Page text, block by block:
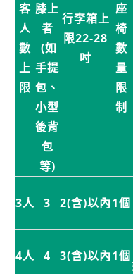
客
人
數
上
限
膝上
者
(如
手提
包、
小型
後背
包
等)
行李箱上
限22-28
吋
座
椅
數
量
限
制
3人 3 2(含)以內1個
4人 4 3(含)以內1個